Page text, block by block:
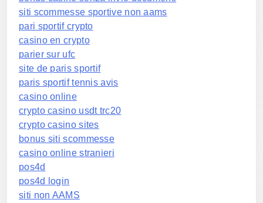
siti scommesse sportive non aams
pari sportif crypto
casino en crypto
parier sur ufc
site de paris sportif
paris sportif tennis avis
casino online
crypto casino usdt trc20
crypto casino sites
bonus siti scommesse
casino online stranieri
pos4d
pos4d login
siti non AAMS